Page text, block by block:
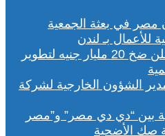
ڤودافون مصر تعلن ضخ 20 مليار جنيه لتطوير
بين “دي دي مصر” و”مصر
صك الأضحية